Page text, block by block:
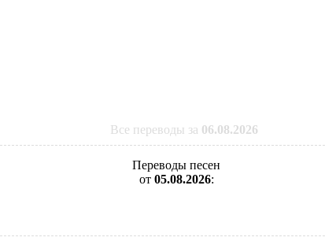
Все переводы за 06.08.2026
Переводы песен
от 05.08.2026: